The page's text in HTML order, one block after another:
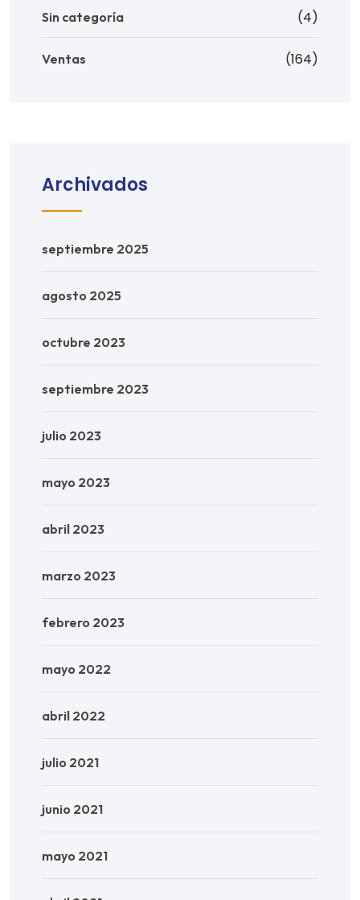
Sin categoría (4)
Ventas (164)
Archivados
septiembre 2025
agosto 2025
octubre 2023
septiembre 2023
julio 2023
mayo 2023
abril 2023
marzo 2023
febrero 2023
mayo 2022
abril 2022
julio 2021
junio 2021
mayo 2021